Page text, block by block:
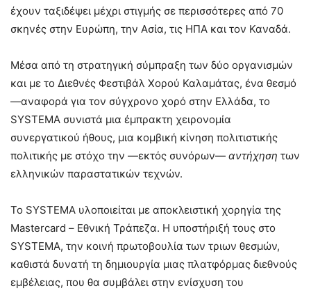
έχουν ταξιδέψει μέχρι στιγμής σε περισσότερες από 70
σκηνές στην Ευρώπη, την Ασία, τις ΗΠΑ και τον Καναδά.
Μέσα από τη στρατηγική σύμπραξη των δύο οργανισμών
και με το Διεθνές Φεστιβάλ Χορού Καλαμάτας, ένα θεσμό
—αναφορά για τον σύγχρονο χορό στην Ελλάδα, το
SYSTEMA συνιστά μια έμπρακτη χειρονομία
συνεργατικού ήθους, μια κομβική κίνηση πολιτιστικής
πολιτικής με στόχο την —εκτός συνόρων— αντήχηση των
ελληνικών παραστατικών τεχνών.
Το SYSTEMA υλοποιείται με αποκλειστική χορηγία της
Mastercard – Εθνική Τράπεζα. Η υποστήριξή τους στο
SYSTEMA, την κοινή πρωτοβουλία των τριων θεσμών,
καθιστά δυνατή τη δημιουργία μιας πλατφόρμας διεθνούς
εμβέλειας, που θα συμβάλει στην ενίσχυση του